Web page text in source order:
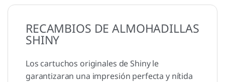
RECAMBIOS DE ALMOHADILLAS
SHINY
Los cartuchos originales de Shiny le
garantizaran una impresión perfecta y nítida